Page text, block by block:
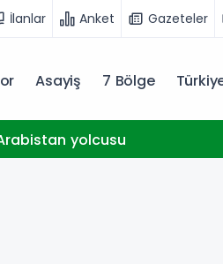
İlanlar Anket Gazeteler
Asayiş 7 Bölge
yolcusu